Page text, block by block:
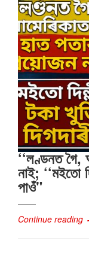
‘‘লণ্ডনত গৈ,
নাই; ‘‘মইতো
পাওঁ"
Continue reading